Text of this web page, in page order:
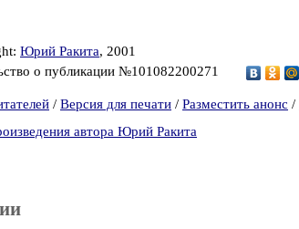
Юрий Ракита, 2001
о публикации №101082200271
/ Версия для печати / Разместить анонс /
автора Юрий Ракита